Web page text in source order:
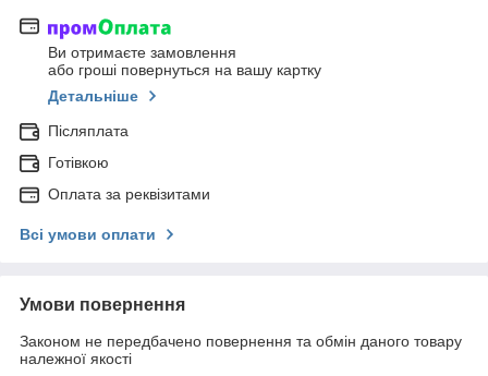
Ви отримаєте замовлення
або гроші повернуться на вашу картку
Детальніше
Післяплата
Готівкою
Оплата за реквізитами
Всі умови оплати
Умови повернення
Законом не передбачено повернення та обмін даного товару
належної якості